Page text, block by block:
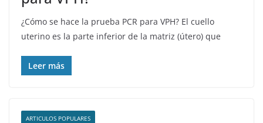
¿Cómo se hace la prueba PCR para VPH? El cuello
uterino es la parte inferior de la matriz (útero) que
Leer más
ARTICULOS POPULARES